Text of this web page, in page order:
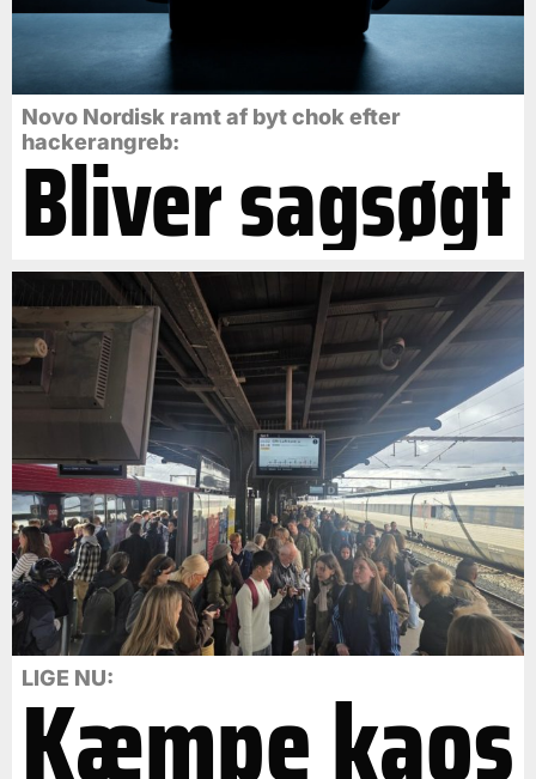
Novo Nordisk ramt af byt chok efter
hackerangreb:
Bliver sagsøgt
LIGE NU:
Kæmpe kaos